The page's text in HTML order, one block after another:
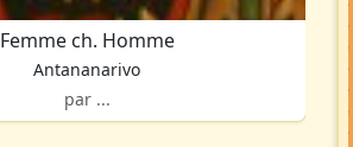
Femme ch. Homme
Antananarivo
par ...